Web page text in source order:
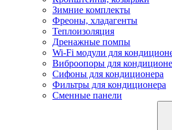
Зимние комплекты
Фреоны, хладагенты
Теплоизоляция
Дренажные помпы
Wi-Fi модули для
Виброопоры для
Сифоны для кондиционера
Фильтры для кондиционера
Сменные панели